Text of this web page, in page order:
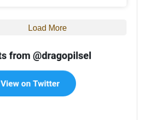
Load More